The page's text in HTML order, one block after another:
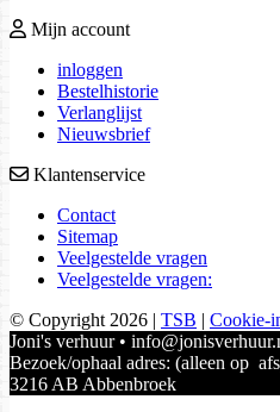
Mijn account
inloggen
Bestelhistorie
Verlanglijst
Nieuwsbrief
Klantenservice
Contact
Sitemap
Veelgestelde vragen
Veelgestelde vragen:
© Copyright 2026 | TSB | Cookie-
Joni's verhuur •
Bezoek/ophaal adres: (alleen op
3216 AB Abbenbroek